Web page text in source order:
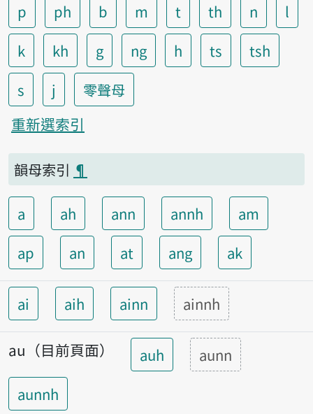
p ph b m t th n
l
k
kh g ng h ts
tsh
s
j
零聲母
重新選索引
韻母索引 ¶
a ah ann annh
am
ap
an at ang ak
ai aih ainn ainnh
au（目前頁面） auh
aunn
aunnh